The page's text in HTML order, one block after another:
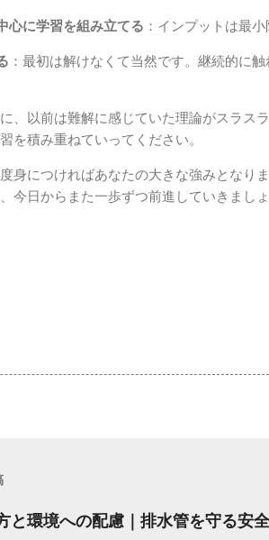
心に学習を組み立てる ：インプットは最
：最初は解けなくて当然です。継続的に
、以前は難解に感じていた理論がスラス
を積み重ねていってください。
身につければあなたの大きな強みとなり
今日からまた一歩ずつ前進していきましょ
と環境への配慮｜排水管を守る安